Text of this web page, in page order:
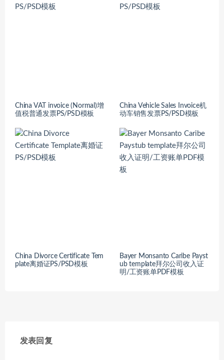
China VAT invoice (Normal)增
值税普通发票PS/PSD模板
China Vehicle Sales Invoice机
动车销售发票PS/PSD模板
China Divorce Certificate Tem
plate离婚证PS/PSD模板
Bayer Monsanto Caribe Payst
ub template拜尔公司收入证
明/工资账单PDF模板
发表回复